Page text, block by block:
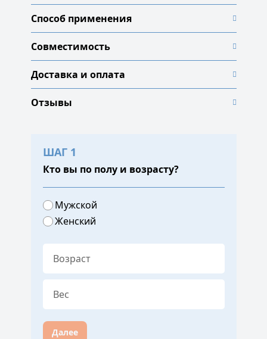
Способ применения
Совместимость
Доставка и оплата
Отзывы
ШАГ 1
Кто вы по полу и возрасту?
Мужской
Женский
Далее